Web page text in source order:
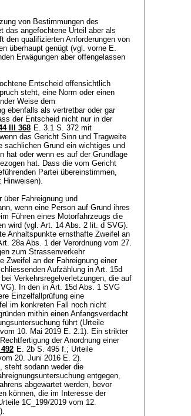
von Bestimmungen des
das angefochtene Urteil aber als
qualifizierten Anforderungen von
überhaupt genügt (vgl. vorne E.
Erwägungen aber offengelassen
Entscheid offensichtlich
steht, eine Norm oder einen
Weise dem
ebenfalls als vertretbar oder gar
der Entscheid nicht nur in der
III 368 E. 3.1 S. 372 mit
das Gericht Sinn und Tragweite
Grund ein wichtiges und
hat oder wenn es auf der Grundlage
hat. Dass die vom Gericht
Partei übereinstimmen,
Hinweisen).
Fahreignung und
wenn eine Person auf Grund ihres
Führen eines Motorfahrzeugs die
wird (vgl. Art. 14 Abs. 2 lit. d SVG).
Anhaltspunkte ernsthafte Zweifel an
28a Abs. 1 der Verordnung vom 27.
zum Strassenverkehr
Zweifel an der Fahreignung einer
Aufzählung in Art. 15d
Verkehrsregelverletzungen, die auf
). In den in Art. 15d Abs. 1 SVG
Einzelfallprüfung eine
im konkreten Fall noch nicht
mithin einen Anfangsverdacht
führt (Urteile
10. Mai 2019 E. 2.1). Ein strikter
der Anordnung einer
E. 2b S. 495 f.; Urteile
20. Juni 2016 E. 2).
steht sodann weder die
entgegen,
abgewartet werden, bevor
können, die im Interesse der
1C_199/2019 vom 12.